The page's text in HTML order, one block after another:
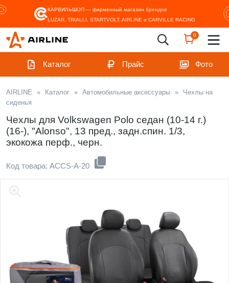
КАРВИЛЬШОП — фирменный магазин брендов
LUZAR, TRIALLI, STARTVOLT, AIRLINE и CARVILLE RACING
0
Каталог Прайс Фото
AIRLINE » Каталог » Автомобильные аксессуары »
Чехлы на
сиденья
Чехлы для Volkswagen Polo седан (10-14 г.)
(16-), "Alonso", 13 пред., задн.спин. 1/3,
экокожа перф., черн.
Код товара: ACCS-A-20